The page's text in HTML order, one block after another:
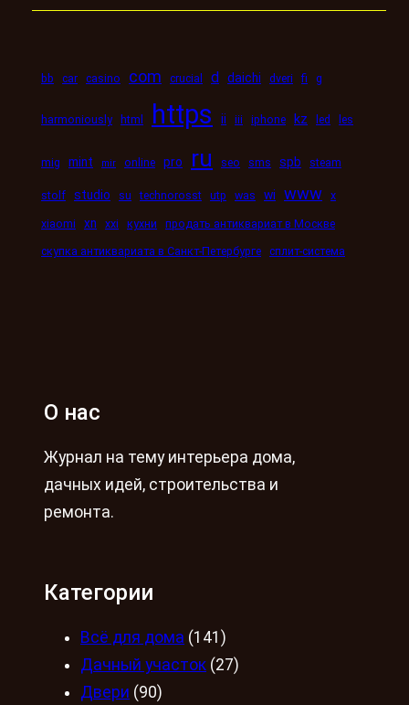
bb car casino com crucial d daichi dveri fi g
harmoniously html https ii iii iphone kz led les
mig mint mir online pro ru seo sms spb steam
stolf studio su technorosst utp was wi www x
xiaomi xn xxi кухни
продать антиквариат в Москве
скупка антиквариата в Санкт-Петербурге сплит-система
О нас
Журнал на тему интерьера дома,
дачных идей, строительства и
ремонта.
Категории
Всё для дома (141)
Дачный участок (27)
Двери (90)